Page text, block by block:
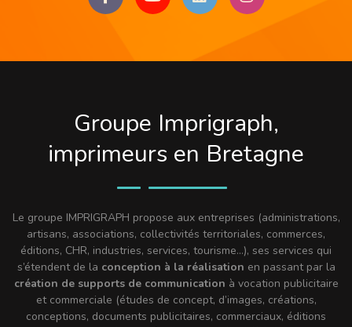
Groupe Imprigraph,
imprimeurs en Bretagne
Le groupe IMPRIGRAPH propose aux entreprises (administrations,
artisans, associations, collectivités territoriales, commerces,
éditions, CHR, industries, services, tourisme…), ses services qui
s’étendent de la conception à la réalisation en passant par la
création de supports de communication à vocation publicitaire
et commerciale (études de concept, d’images, créations,
conceptions, documents publicitaires, commerciaux, éditions